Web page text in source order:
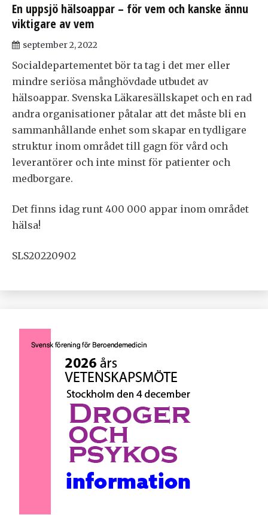
En uppsjö hälsoappar – för vem och kanske ännu
viktigare av vem
september 2, 2022
Socialdepartementet bör ta tag i det mer eller
mindre seriösa månghövdade utbudet av
hälsoappar. Svenska Läkaresällskapet och en rad
andra organisationer påtalar att det måste bli en
sammanhållande enhet som skapar en tydligare
struktur inom området till gagn för vård och
leverantörer och inte minst för patienter och
medborgare.
Det finns idag runt 400 000 appar inom området
hälsa!
SLS20220902